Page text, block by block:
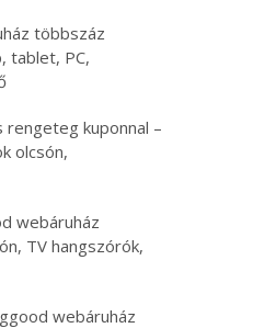
többszáz
tablet, PC,
rengeteg kuponnal –
olcsón,
webáruház
TV hangszórók,
webáruház